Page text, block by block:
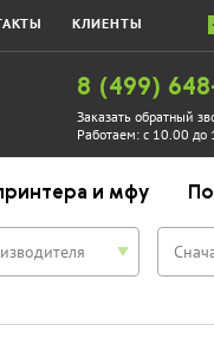
КЛИЕНТЫ
8 (499)
Заказать обратный
Работаем: с 10.00 до
и мфу